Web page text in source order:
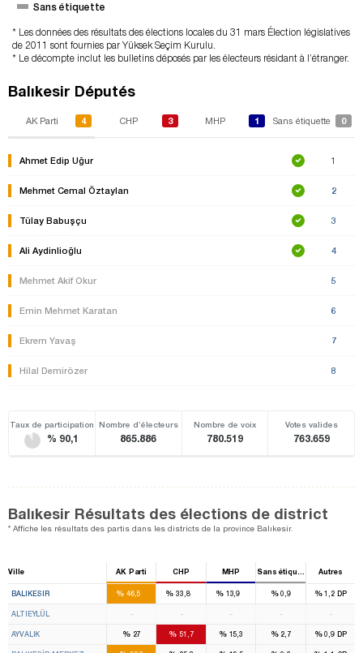
Sans étiquette
* Les données des résultats des élections locales du 31 mars Élection législatives
de 2011 sont fournies par Yüksek Seçim Kurulu.
* Le décompte inclut les bulletins déposés par les électeurs résidant à l’étranger.
Balıkesir Députés
AK Parti 4 CHP 3 MHP 1 Sans étiquette 0
Ahmet Edip Uğur 1
Mehmet Cemal Öztaylan 2
Tülay Babuşçu 3
Ali Aydinlioğlu 4
Mehmet Akif Okur 5
Emin Mehmet Karatan 6
Ekrem Yavaş 7
Hilal Demirözer 8
Taux de participation
% 90,1
Nombre d’électeurs
865.886
Nombre de voix
780.519
Votes valides
763.659
Balıkesir Résultats des élections de district
* Affiche les résultats des partis dans les districts de la province Balıkesir.
Ville AK Parti CHP MHP Sans étiquette Autres
BALIKESIR %46,5
4
% 33,8
3
%13,9
1
%0,9 %1,2DP
ALTIEYLÜL - - - - -
AYVALIK %27 % 51,7 %15,3 %2,7 %0,9DP